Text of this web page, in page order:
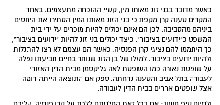
כאשר מדובר בבני זוג מאותו מין, קשיי ההוכחה מתעצמים. באחד
המקרים טענה קרן מקפת כי בני הזוג מאותו המין הסתירו את היחסים
ביניהם מהסביבה. לכן הם אינם יכולים להיות מוכרים על ידי בית
המשפט כ"ידועים בציבור". כיצד יכולים בני זוג להיות "ידועים בציבור",
כך היתממו להם נציגי קרן הפנסיה, כאשר הם עצמם לא רצו להתגלות
ולהיות ידועים בציבור. למזלו של בן הזוג שנותר בחיים תביעתו נפלה
על שופטת נאורה כמו השופטת לאה גליקסמן מבית הדין האזורי
לעבודה בתל אביב והטענה נדחתה. ספק אם התוצאה הייתה דומה
אצל שופטים אחרים בבית הדין לעבודה.